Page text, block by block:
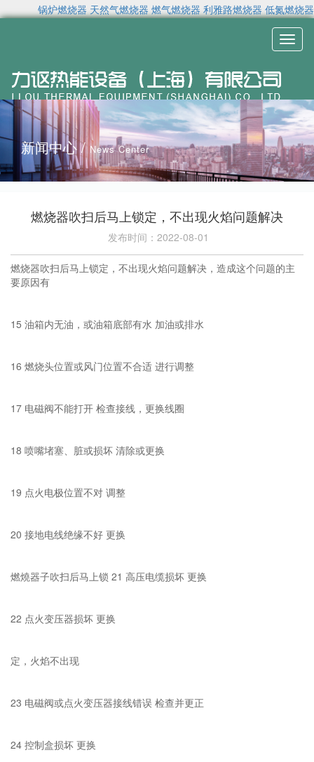
锅炉燃烧器 天然气燃烧器 燃气燃烧器 利雅路燃烧器 低氮燃烧器
新闻中心 / News Center
燃烧器吹扫后马上锁定，不出现火焰问题解决
发布时间：2022-08-01
燃烧器吹扫后马上锁定，不出现火焰问题解决，造成这个问题的主
要原因有
15 油箱内无油，或油箱底部有水 加油或排水
16 燃烧头位置或风门位置不合适 进行调整
17 电磁阀不能打开 检查接线，更换线圈
18 喷嘴堵塞、脏或损坏 清除或更换
19 点火电极位置不对 调整
20 接地电线绝缘不好 更换
燃燒器子吹扫后马上锁 21 高压电缆损坏 更换
22 点火变压器损坏 更换
定，火焰不出现
23 电磁阀或点火变压器接线错误 检查并更正
24 控制盒损坏 更换